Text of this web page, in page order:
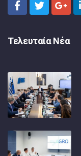
Τελευταία Νέα